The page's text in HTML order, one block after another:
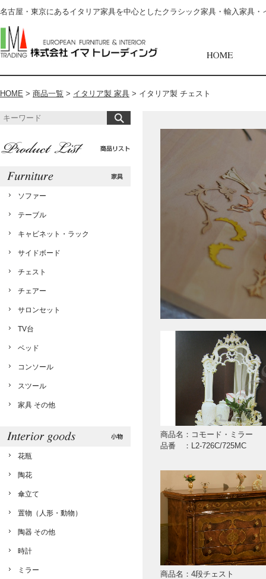
名古屋・東京にあるイタリア家具を中心としたクラシック家具・輸入家具
HOME > 商品一覧 > イタリア製 家具 > イタリア製 チェスト
商品名：コモード・ミラー
品番 ：L2-726C/725MC
商品名：4段チェスト
ソファー
テーブル
キャビネット・ラック
サイドボード
チェスト
チェアー
サロンセット
TV台
ベッド
コンソール
スツール
家具 その他
花瓶
陶花
傘立て
置物（人形・動物）
陶器 その他
時計
ミラー